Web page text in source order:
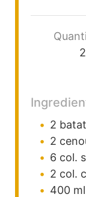
2
2
2
6 col.
2 col.
400 ml